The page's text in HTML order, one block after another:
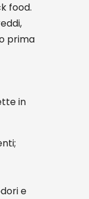
food.
prima
in
e